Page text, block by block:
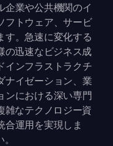
企業や公共機関のイ
フトウェア、サービ
す。急速に変化する
の迅速なビジネス成
インフラストラクチ
ナイゼーション、業
ンにおける深い専門
雑なテクノロジー資
合運用を実現しま